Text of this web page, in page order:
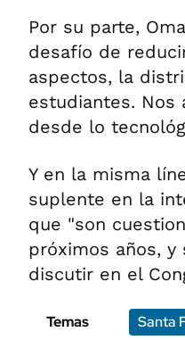
Por su parte,
desafío de
aspectos, la
estudiantes. Nos
desde lo
Y en la misma
suplente en la
que "son
próximos años,
discutir en el
Temas Santa